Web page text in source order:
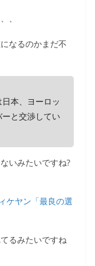
、
なるのかまだ不
本、ヨーロッ
と交渉してい
いみたいですね?
ケヤン「最良の選
るみたいですね